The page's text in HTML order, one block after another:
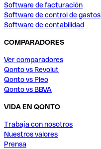
Software de facturación
Software de control de gastos
Software de contabilidad
COMPARADORES
Ver comparadores
Qonto vs Revolut
Qonto vs Pleo
Qonto vs BBVA
VIDA EN QONTO
Trabaja con nosotros
Nuestros valores
Prensa